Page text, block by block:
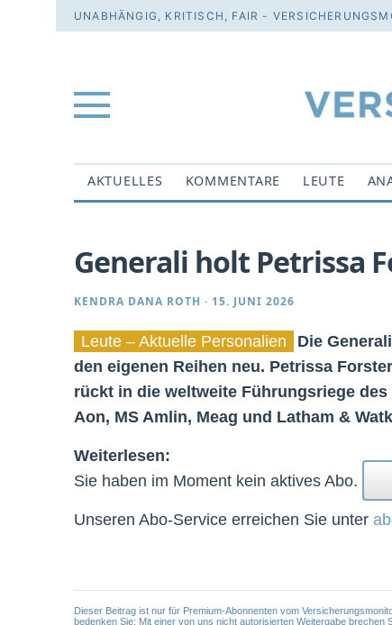
UNABHÄNGIG, KRITISCH, FAIR -
AKTUELLES KOMMENTARE LEUTE
Generali holt Petrissa
KENDRA DANA ROTH · 15. JUNI 2026
Leute – Aktuelle Personalien
Die
den eigenen Reihen neu. Petrissa
rückt in die weltweite Führungsriege
Aon, MS Amlin, Meag und Latham &
Weiterlesen:
Sie haben im Moment kein aktives Abo.
Unseren Abo-Service erreichen Sie unter
Dieser Beitrag ist nur für Premium-Abonnenten vom
bedenken Sie: Mit einer von uns nicht autorisierten Weitergabe